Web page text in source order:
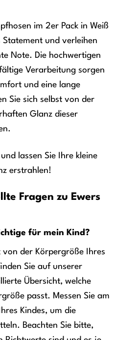
im 2er Pack in Weiß
Statement und verleihen
Note. Die hochwertigen
Verarbeitung sorgen
und eine lange
Sie sich selbst von der
Glanz dieser
lassen Sie Ihre kleine
erstrahlen!
Fragen zu Ewers
für mein Kind?
der Körpergröße Ihres
Sie auf unserer
Übersicht, welche
passt. Messen Sie am
Kindes, um die
Beachten Sie bitte,